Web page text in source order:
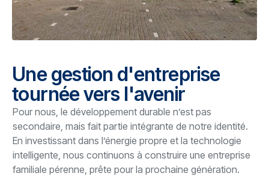
Une gestion d'entreprise
tournée vers l'avenir
Pour nous, le développement durable n’est pas
secondaire, mais fait partie intégrante de notre identité.
En investissant dans l’énergie propre et la technologie
intelligente, nous continuons à construire une entreprise
familiale pérenne, prête pour la prochaine génération.